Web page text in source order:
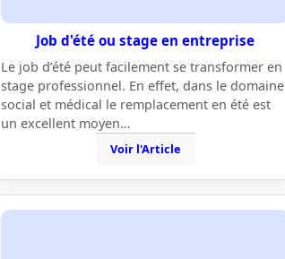
Job d'été ou stage en entreprise
Le job d’été peut facilement se transformer en
stage professionnel. En effet, dans le domaine
social et médical le remplacement en été est
un excellent moyen…
Voir l'Article